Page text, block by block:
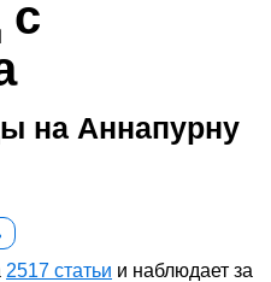
с
на Аннапурну
2517 статьи и наблюдает за